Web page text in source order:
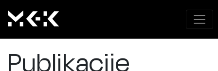
Publikacije